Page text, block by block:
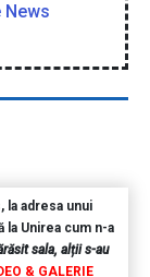
News
la adresa unui
la Unirea cum n-a
sala, alții s-au
& GALERIE